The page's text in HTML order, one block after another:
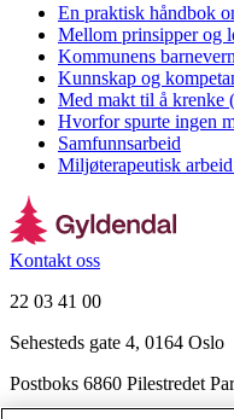
En praktisk håndbok
Mellom prinsipper og
Kommunens barnevern
Kunnskap og
Med makt til å krenke
Hvorfor spurte ingen
Samfunnsarbeid
Miljøterapeutisk
Kontakt oss
22 03 41 00
Sehesteds gate 4, 0164 Oslo
Postboks 6860 Pilestredet